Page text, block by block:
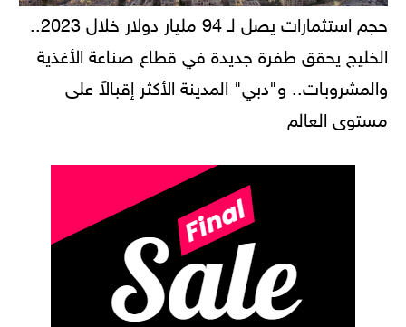
حجم استثمارات يصل لـ 94 مليار دولار خلال 2023..
الخليج يحقق طفرة جديدة في قطاع صناعة الأغذية
والمشروبات.. و"دبي" المدينة الأكثر إقبالاً على
مستوى العالم